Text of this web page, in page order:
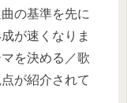
の基準を先に
が速くなりま
を決める／歌
が紹介されて